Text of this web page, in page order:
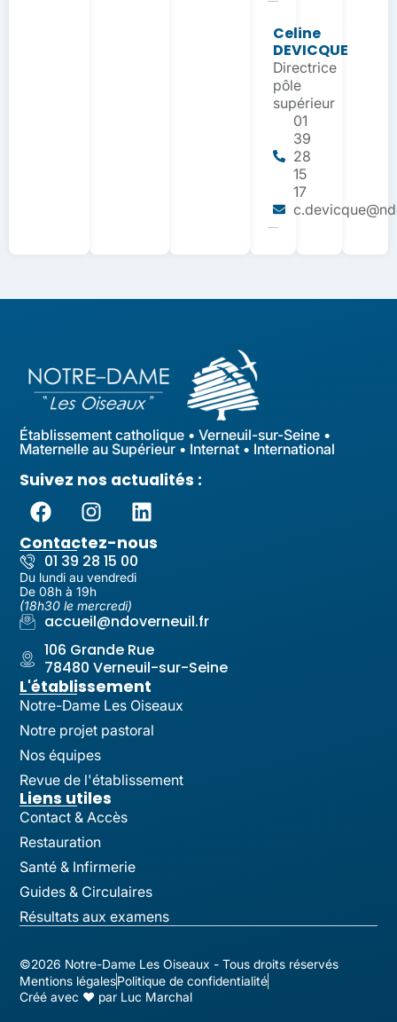
Celine
DEVICQUE
Directrice
pôle
supérieur
01
39
28
15
17
Établissement catholique • Verneuil-sur-Seine •
Maternelle au Supérieur • Internat • International
Suivez nos actualités :
Contactez-nous
01 39 28 15 00
Du lundi au vendredi
De 08h à 19h
(18h30 le mercredi)
accueil@ndoverneuil.fr
106 Grande Rue
78480 Verneuil-sur-Seine
L'établissement
Notre-Dame Les Oiseaux
Notre projet pastoral
Nos équipes
Revue de l'établissement
Liens utiles
Contact & Accès
Restauration
Santé & Infirmerie
Guides & Circulaires
Résultats aux examens
©2026 Notre-Dame Les Oiseaux - Tous droits réservés
Mentions légalesPolitique de confidentialité
Créé avec ♥ par Luc Marchal